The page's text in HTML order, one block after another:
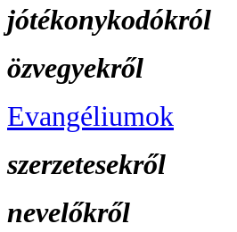
jótékonykodókról
özvegyekről
Evangéliumok
szerzetesekről
nevelőkről